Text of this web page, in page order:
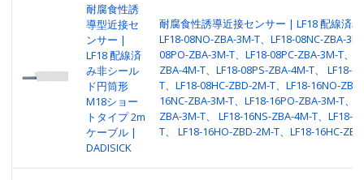
耐腐食性誘
導型近接セ
ンサー |
LF18 配線済
み非シール
ド円筒形
M18ショー
トタイプ 2m
ケーブル |
DADISICK
耐腐食性誘導近接センサー | LF18 配線済
LF18-08NO-ZBA-3M-T、LF18-08NC-ZBA-
08PO-ZBA-3M-T、LF18-08PC-ZBA-3M-T、
ZBA-4M-T、LF18-08PS-ZBA-4M-T、 LF18-
T、LF18-08HC-ZBD-2M-T、LF18-16NO-
16NC-ZBA-3M-T、LF18-16PO-ZBA-3M-T、
ZBA-3M-T、 LF18-16NS-ZBA-4M-T、LF18-
T、 LF18-16HO-ZBD-2M-T、LF18-16HC-